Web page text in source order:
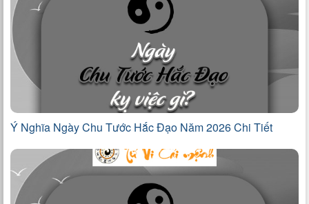
Ý Nghĩa Ngày Chu Tước Hắc Đạo Năm 2026 Chi Tiết